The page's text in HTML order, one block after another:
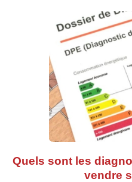
Quels sont les
vendre